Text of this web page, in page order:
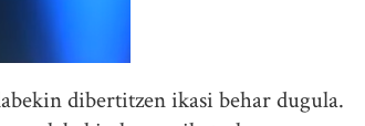
dibertitzen ikasi behar dugula.